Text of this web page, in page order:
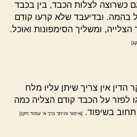
כשרוצה לצלות הכבד, בין בכבד
בהמה. ובדיעבד שלא קרעו קודם
ומשליך הסימפונות ואוכל.
הדין אין צריך שיתן עליו מלח
לפזר על הכבד קודם הצליה כמה
בשיפוד.
[איסור והיתר כרך א' עמוד תקו]